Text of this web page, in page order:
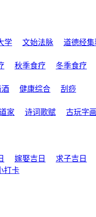
学 文始法脉
道德经集
秋季食疗 冬季食疗
酒 健康综合
刮痧
家 诗词歌赋 古玩字画
嫁娶吉日
求子吉日
打卡